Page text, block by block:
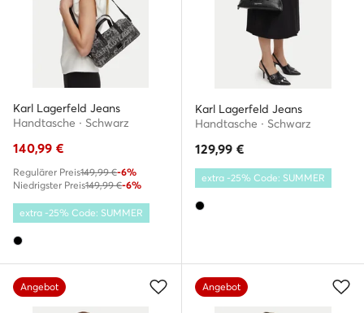
Karl Lagerfeld Jeans
Handtasche · Schwarz
140,99 €
Regulärer Preis149,99 €-6%
Niedrigster Preis149,99 €-6%
extra -25% Code: SUMMER
Karl Lagerfeld Jeans
Handtasche · Schwarz
129,99 €
extra -25% Code: SUMMER
Angebot Angebot